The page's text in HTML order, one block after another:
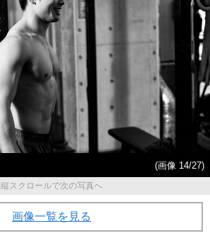
(画像 14/27)
縦スクロールで次の写真へ
画像一覧を見る